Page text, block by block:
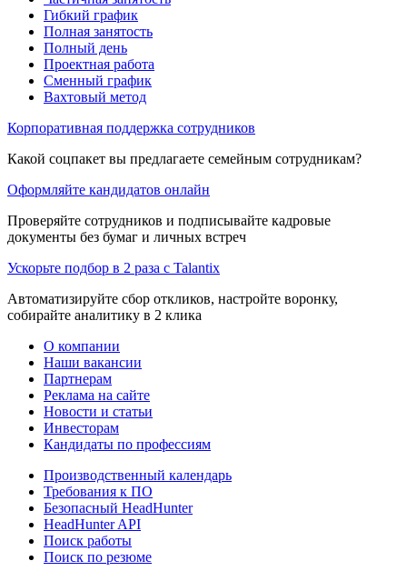
Гибкий график
Полная занятость
Полный день
Проектная работа
Сменный график
Вахтовый метод
Корпоративная поддержка сотрудников
Какой соцпакет вы предлагаете семейным сотрудникам?
Оформляйте кандидатов онлайн
Проверяйте сотрудников и подписывайте кадровые
документы без бумаг и личных встреч
Ускорьте подбор в 2 раза с Talantix
Автоматизируйте сбор откликов, настройте воронку,
собирайте аналитику в 2 клика
О компании
Наши вакансии
Партнерам
Реклама на сайте
Новости и статьи
Инвесторам
Кандидаты по профессиям
Производственный календарь
Требования к ПО
Безопасный HeadHunter
HeadHunter API
Поиск работы
Поиск по резюме